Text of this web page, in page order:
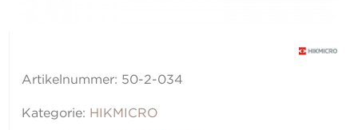
Artikelnummer: 50-2-034
Kategorie: HIKMICRO